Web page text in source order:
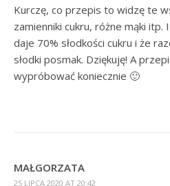
Kurczę, co przepis to widzę te
zamienniki cukru, różne mąki itp.
daje 70% słodkości cukru i że
słodki posmak. Dziękuję! A
wypróbować koniecznie 🙂
MAŁGORZATA
25 LIPCA 2020 AT 20:42